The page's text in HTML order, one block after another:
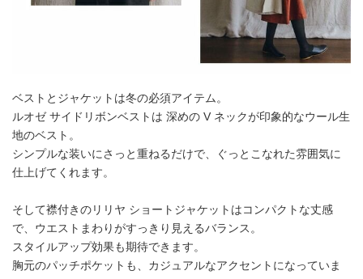
ベストとジャケットは冬の必須アイテム。
ルオゼ サイドリボンベストは 深めの V ネックが印象的なウール生
地のベスト。
シンプルな装いにさっと重ねるだけで、ぐっとこなれた雰囲気に
仕上げてくれます。
そして襟付きのリリヤ ショートジャケットはコンパクトな丈感
で、ウエストまわりがすっきり見えるバランス。
スタイルアップ効果も期待できます。
胸元のパッチポケットも、カジュアルなアクセントになっていま